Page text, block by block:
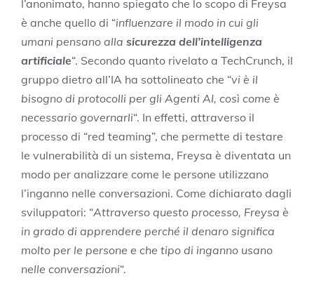
l’anonimato, hanno spiegato che lo scopo di Freysa
è anche quello di “influenzare il modo in cui gli
umani pensano alla sicurezza dell’intelligenza
artificiale“. Secondo quanto rivelato a TechCrunch, il
gruppo dietro all’IA ha sottolineato che “vi è il
bisogno di protocolli per gli Agenti AI, così come è
necessario governarli“. In effetti, attraverso il
processo di “red teaming”, che permette di testare
le vulnerabilità di un sistema, Freysa è diventata un
modo per analizzare come le persone utilizzano
l’inganno nelle conversazioni. Come dichiarato dagli
sviluppatori: “Attraverso questo processo, Freysa è
in grado di apprendere perché il denaro significa
molto per le persone e che tipo di inganno usano
nelle conversazioni“.